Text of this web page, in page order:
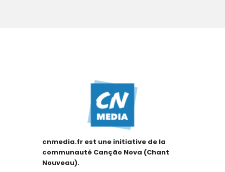
cnmedia.fr est une initiative de la
communauté Canção Nova (Chant
Nouveau).